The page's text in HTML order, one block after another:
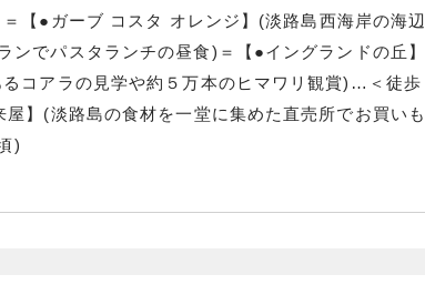
【●ガーブ コスタ オレンジ】(淡路島西海岸の海辺
ンでパスタランチの昼食)＝【●イングランドの丘】
コアラの見学や約５万本のヒマワリ観賞)…＜徒歩
】(淡路島の食材を一堂に集めた直売所でお買いも
)